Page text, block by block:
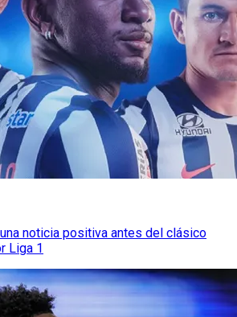
noticia positiva antes del clásico
Liga 1